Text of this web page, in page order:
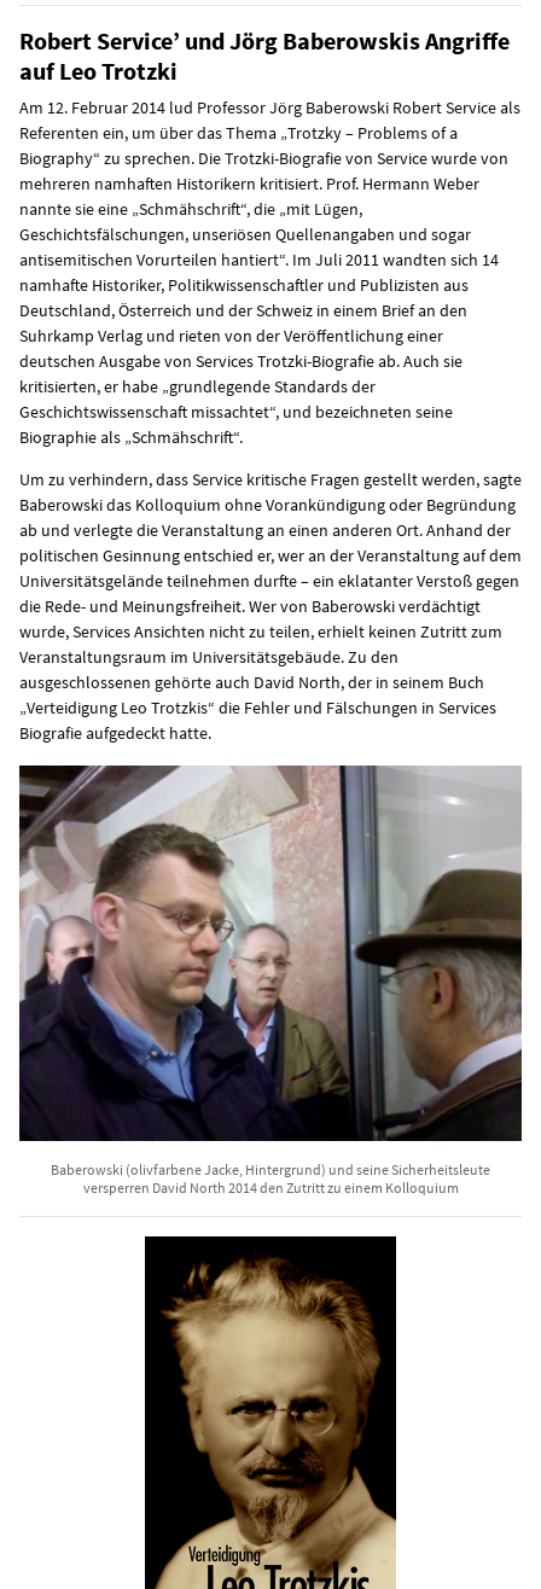
Robert Service’ und Jörg Baberowskis Angriffe
auf Leo Trotzki
Am 12. Februar 2014 lud Professor Jörg Baberowski Robert Service als
Referenten ein, um über das Thema „Trotzky – Problems of a
Biography“ zu sprechen. Die Trotzki-Biografie von Service wurde von
mehreren namhaften Historikern kritisiert. Prof. Hermann Weber
nannte sie eine „Schmähschrift“, die „mit Lügen,
Geschichtsfälschungen, unseriösen Quellenangaben und sogar
antisemitischen Vorurteilen hantiert“. Im Juli 2011 wandten sich 14
namhafte Historiker, Politikwissenschaftler und Publizisten aus
Deutschland, Österreich und der Schweiz in einem Brief an den
Suhrkamp Verlag und rieten von der Veröffentlichung einer
deutschen Ausgabe von Services Trotzki-Biografie ab. Auch sie
kritisierten, er habe „grundlegende Standards der
Geschichtswissenschaft missachtet“, und bezeichneten seine
Biographie als „Schmähschrift“.
Um zu verhindern, dass Service kritische Fragen gestellt werden, sagte
Baberowski das Kolloquium ohne Vorankündigung oder Begründung
ab und verlegte die Veranstaltung an einen anderen Ort. Anhand der
politischen Gesinnung entschied er, wer an der Veranstaltung auf dem
Universitätsgelände teilnehmen durfte – ein eklatanter Verstoß gegen
die Rede- und Meinungsfreiheit. Wer von Baberowski verdächtigt
wurde, Services Ansichten nicht zu teilen, erhielt keinen Zutritt zum
Veranstaltungsraum im Universitätsgebäude. Zu den
ausgeschlossenen gehörte auch David North, der in seinem Buch
„Verteidigung Leo Trotzkis“ die Fehler und Fälschungen in Services
Biografie aufgedeckt hatte.
Baberowski (olivfarbene Jacke, Hintergrund) und seine Sicherheitsleute
versperren David North 2014 den Zutritt zu einem Kolloquium